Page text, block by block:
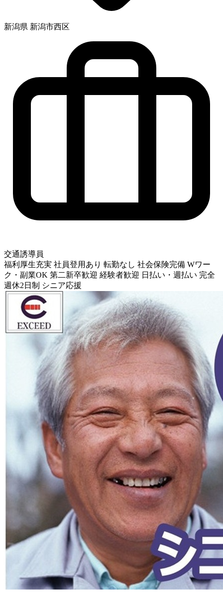
新潟県 新潟市西区
交通誘導員
福利厚生充実 社員登用あり 転勤なし 社会保険完備 Wワー
ク・副業OK 第二新卒歓迎 経験者歓迎 日払い・週払い 完全
週休2日制 シニア応援